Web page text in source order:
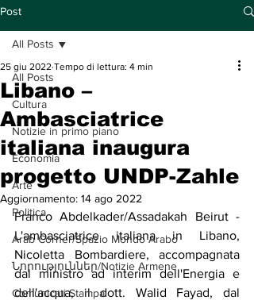
Post
All Posts
Cultura
Notizie in primo piano
Economia
Arte
Politica
Arab Corner/Spazio Mondo Arabo
Նորություններ/Notizie Armene
Comunicati Stampa
All Posts
Libano –
Ambasciatrice
italiana inaugura
progetto UNDP-Zahle
25 giu 2022 Tempo di lettura: 4 min
Aggiornamento: 14 ago 2022
Franco Abdelkader/Assadakah Beirut -
L'ambasciatrice italiana in Libano,
Nicoletta Bombardiere, accompagnata
dal ministro ad interim dell'Energia e
dell'acqua, il dott. Walid Fayad, dal